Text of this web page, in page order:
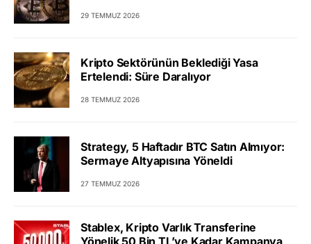
29 TEMMUZ 2026
Kripto Sektörünün Beklediği Yasa
Ertelendi: Süre Daralıyor
28 TEMMUZ 2026
Strategy, 5 Haftadır BTC Satın Almıyor:
Sermaye Altyapısına Yöneldi
27 TEMMUZ 2026
Stablex, Kripto Varlık Transferine